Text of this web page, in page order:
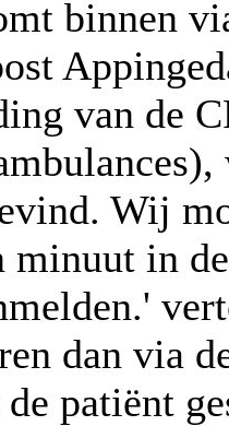
binnen
van de
Wij
minuut in
dan via
patiënt